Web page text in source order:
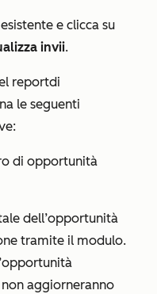
e clicca su
invii.
reportdi
le seguenti
di opportunità
dell’opportunità
tramite il modulo.
non aggiorneranno